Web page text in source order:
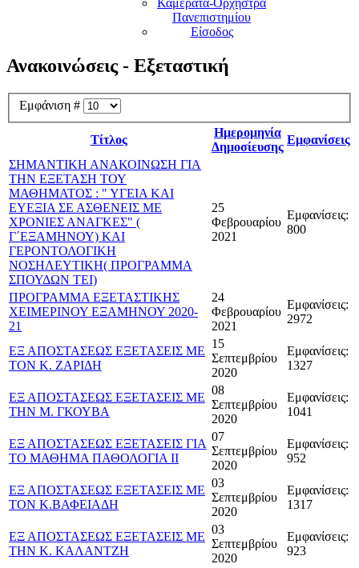
Καμεράτα-Ορχήστρα
Πανεπιστημίου
Είσοδος
Ανακοινώσεις - Εξεταστική
Εμφάνιση #
Τίτλος
Ημερομηνία
Δημοσίευσης
Εμφανίσεις
ΣΗΜΑΝΤΙΚΗ ΑΝΑΚΟΙΝΩΣΗ ΓΙΑ
ΤΗΝ ΕΞΕΤΑΣΗ ΤΟΥ
ΜΑΘΗΜΑΤΟΣ : " ΥΓΕΙΑ ΚΑΙ
ΕΥΕΞΙΑ ΣΕ ΑΣΘΕΝΕΙΣ ΜΕ
ΧΡΟΝΙΕΣ ΑΝΑΓΚΕΣ" (
Γ΄ΕΞΑΜΗΝΟΥ) ΚΑΙ
ΓΕΡΟΝΤΟΛΟΓΙΚΗ
ΝΟΣΗΛΕΥΤΙΚΗ( ΠΡΟΓΡΑΜΜΑ
ΣΠΟΥΔΩΝ ΤΕΙ)
25
Φεβρουαρίου
2021
Εμφανίσεις:
800
ΠΡΟΓΡΑΜΜΑ ΕΞΕΤΑΣΤΙΚΗΣ
ΧΕΙΜΕΡΙΝΟΥ ΕΞΑΜΗΝΟΥ 2020-
21
24
Φεβρουαρίου
2021
Εμφανίσεις:
2972
ΕΞ ΑΠΟΣΤΑΣΕΩΣ ΕΞΕΤΑΣΕΙΣ ΜΕ
ΤΟΝ Κ. ΖΑΡΙΔΗ
15
Σεπτεμβρίου
2020
Εμφανίσεις:
1327
ΕΞ ΑΠΟΣΤΑΣΕΩΣ ΕΞΕΤΑΣΕΙΣ ΜΕ
ΤΗΝ Μ. ΓΚΟΥΒΑ
08
Σεπτεμβρίου
2020
Εμφανίσεις:
1041
ΕΞ ΑΠΟΣΤΑΣΕΩΣ ΕΞΕΤΑΣΕΙΣ ΓΙΑ
ΤΟ ΜΑΘΗΜΑ ΠΑΘΟΛΟΓΙΑ ΙΙ
07
Σεπτεμβρίου
2020
Εμφανίσεις:
952
ΕΞ ΑΠΟΣΤΑΣΕΩΣ ΕΞΕΤΑΣΕΙΣ ΜΕ
ΤΟΝ Κ.ΒΑΦΕΙΑΔΗ
03
Σεπτεμβρίου
2020
Εμφανίσεις:
1317
ΕΞ ΑΠΟΣΤΑΣΕΩΣ ΕΞΕΤΑΣΕΙΣ ΜΕ
ΤΗΝ Κ. ΚΑΛΑΝΤΖΗ
03
Σεπτεμβρίου
2020
Εμφανίσεις:
923